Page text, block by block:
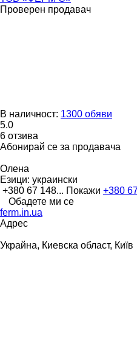
Проверен продавач
В наличност: 1300 обяви
5.0
6 отзива
Абонирай се за продавача
Олена
Езици: украински
+380 67 148... Покажи +380
Обадете ми се
ferm.in.ua
Адрес
Украйна, Киевска област, Київ